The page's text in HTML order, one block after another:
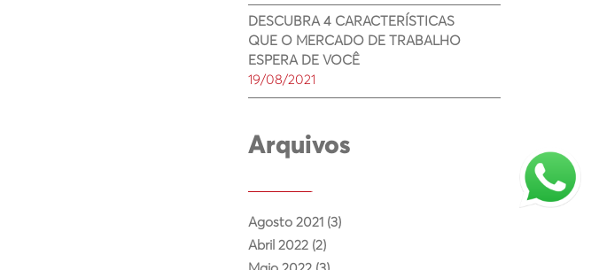
DESCUBRA 4 CARACTERÍSTICAS
QUE O MERCADO DE TRABALHO
ESPERA DE VOCÊ
19/08/2021
Arquivos
Agosto 2021 (3)
Abril 2022 (2)